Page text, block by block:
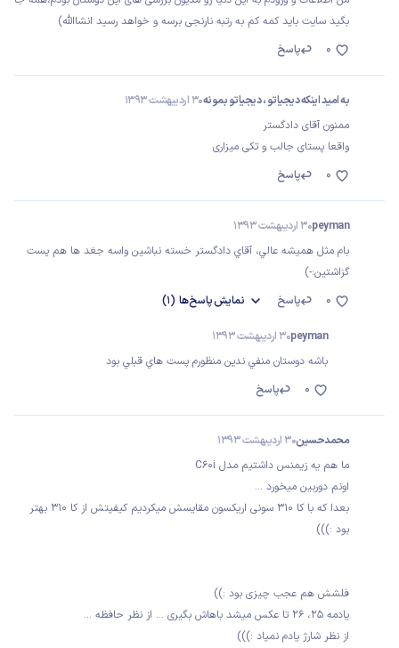
بگيد سايت بايد كمه كم به رتبه نارنجى برسه و خواهد رسيد انشاالله)
پاسخ
0
به امید اینکه دیجیاتو ، دیجیاتو بمونه30 اردیبهشت 1393
ممنون آقای دادگستر
واقعا پستای جالب و تکی میزاری
پاسخ
0
peyman30 اردیبهشت 1393
بام مثل هميشه عالي، آقاي دادگستر خسته نباشين واسه جغد ها هم پست
گزاشتين:-)
پاسخ
نمایشپاسخ‌ها (1) 0
peyman30 اردیبهشت 1393
باشه دوستان منفي ندين منظورم پست هاي قبلي بود
پاسخ
0
محمدحسین30 اردیبهشت 1393
ما هم یه زیمنس داشتیم مدل C60i
اونم دوربین میخورد ...
بعدا که با کا 310 سونی اریکسون مقایسش میکردیم کیفیتش از کا 310 بهتر
بود :)))
فلشش هم عجب چیزی بود :))
یادمه 25، 26 تا عکس میشد باهاش بگیری ... از نظر حافظه ...
از نظر شارژ یادم نمیاد :)))